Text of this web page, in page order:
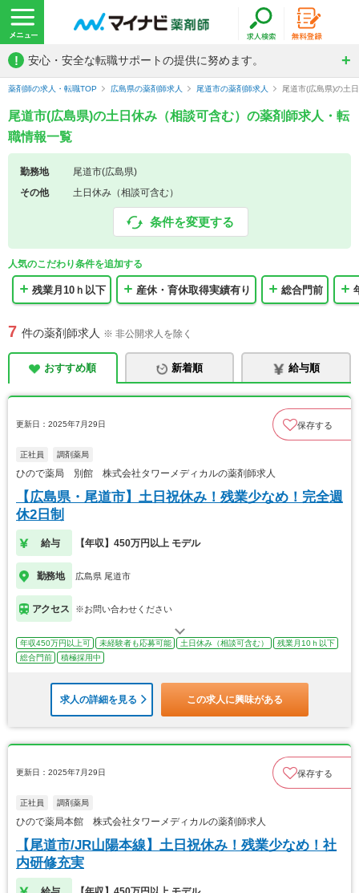
! 安心・安全な転職サポートの提供に努めます。
薬剤師の求人・転職TOP 広島県の薬剤師求人 尾道市の薬剤師求人 尾道市(広島県)の土
尾道市(広島県)の土日休み（相談可含む）の薬剤師求人・転
職情報一覧
勤務地
尾道市(広島県)
その他
土日休み（相談可含む）
条件を変更する
人気のこだわり条件を追加する
残業月10ｈ以下 産休・育休取得実績有り 総合門前
7 件の薬剤師求人 ※ 非公開求人を除く
おすすめ順 新着順 給与順
更新日：2025年7月29日 保存する
正社員 調剤薬局
ひので薬局 別館 株式会社タワーメディカルの薬剤師求人
【広島県・尾道市】土日祝休み！残業少なめ！完全週
休2日制
給与 【年収】450万円以上 モデル
勤務地 広島県 尾道市
アクセス ※お問い合わせください
年収450万円以上可 未経験者も応募可能 土日休み（相談可含む）
残業月10ｈ以下
総合門前
積極採用中
求人の詳細を見る この求人に興味がある
更新日：2025年7月29日 保存する
正社員 調剤薬局
ひので薬局本館 株式会社タワーメディカルの薬剤師求人
【尾道市/JR山陽本線】土日祝休み！残業少なめ！社
内研修充実